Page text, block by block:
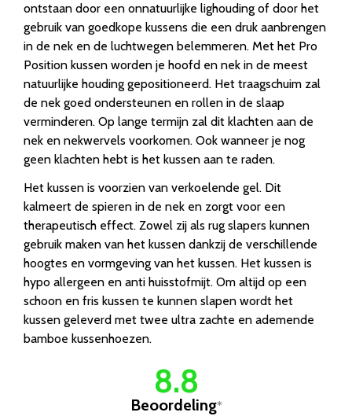
ontstaan door een onnatuurlijke lighouding of door het
gebruik van goedkope kussens die een druk aanbrengen
in de nek en de luchtwegen belemmeren. Met het Pro
Position kussen worden je hoofd en nek in de meest
natuurlijke houding gepositioneerd. Het traagschuim zal
de nek goed ondersteunen en rollen in de slaap
verminderen. Op lange termijn zal dit klachten aan de
nek en nekwervels voorkomen. Ook wanneer je nog
geen klachten hebt is het kussen aan te raden.
Het kussen is voorzien van verkoelende gel. Dit
kalmeert de spieren in de nek en zorgt voor een
therapeutisch effect. Zowel zij als rug slapers kunnen
gebruik maken van het kussen dankzij de verschillende
hoogtes en vormgeving van het kussen. Het kussen is
hypo allergeen en anti huisstofmijt. Om altijd op een
schoon en fris kussen te kunnen slapen wordt het
kussen geleverd met twee ultra zachte en ademende
bamboe kussenhoezen.
8.8
Beoordeling*